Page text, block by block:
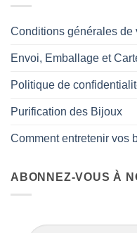
Conditions générales de
Envoi, Emballage et
Politique de
Purification des Bijoux
Comment entretenir vos
ABONNEZ-VOUS À